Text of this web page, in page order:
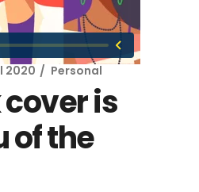
2020 Personal
is
of the